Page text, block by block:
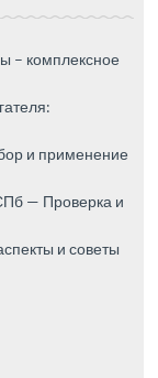
– комплексное
и применение
— Проверка и
и советы